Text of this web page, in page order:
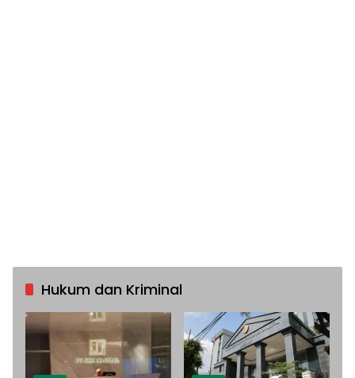
Hukum dan Kriminal